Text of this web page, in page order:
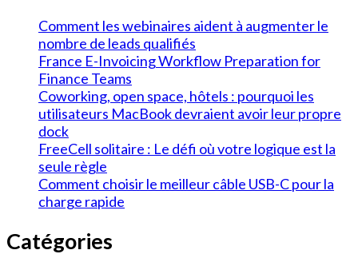
Comment les webinaires aident à augmenter le
nombre de leads qualifiés
France E-Invoicing Workflow Preparation for
Finance Teams
Coworking, open space, hôtels : pourquoi les
utilisateurs MacBook devraient avoir leur propre
dock
FreeCell solitaire : Le défi où votre logique est la
seule règle
Comment choisir le meilleur câble USB-C pour la
charge rapide
Catégories